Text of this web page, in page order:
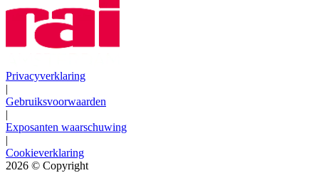
Privacyverklaring
|
Gebruiksvoorwaarden
|
Exposanten waarschuwing
|
Cookieverklaring
2026 © Copyright